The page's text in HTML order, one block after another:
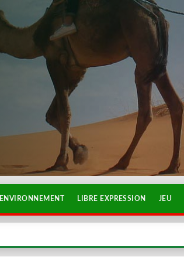
ENVIRONNEMENT LIBRE EXPRESSION JEU